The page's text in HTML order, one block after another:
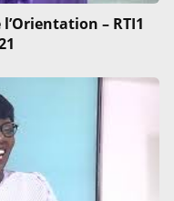
– RTI1